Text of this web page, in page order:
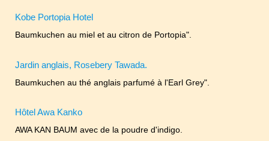
Kobe Portopia Hotel
Baumkuchen au miel et au citron de Portopia".
Jardin anglais, Rosebery Tawada.
Baumkuchen au thé anglais parfumé à l'Earl Grey".
Hôtel Awa Kanko
AWA KAN BAUM avec de la poudre d'indigo.